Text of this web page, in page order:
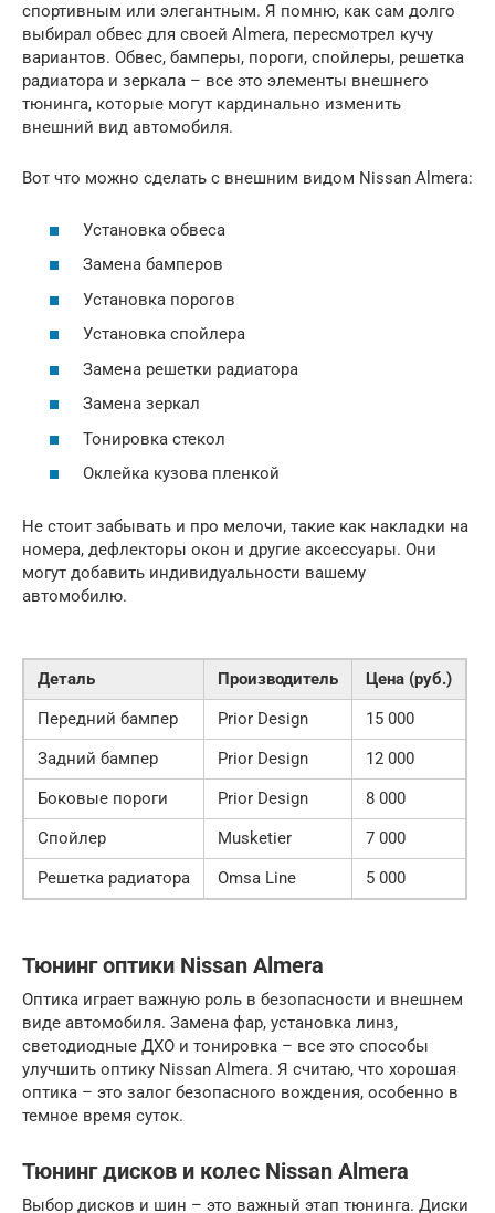
спортивным или элегантным. Я помню, как сам долго
выбирал обвес для своей Almera, пересмотрел кучу
вариантов. Обвес, бамперы, пороги, спойлеры, решетка
радиатора и зеркала – все это элементы внешнего
тюнинга, которые могут кардинально изменить
внешний вид автомобиля.
Вот что можно сделать с внешним видом Nissan Almera:
Установка обвеса
Замена бамперов
Установка порогов
Установка спойлера
Замена решетки радиатора
Замена зеркал
Тонировка стекол
Оклейка кузова пленкой
Не стоит забывать и про мелочи, такие как накладки на
номера, дефлекторы окон и другие аксессуары. Они
могут добавить индивидуальности вашему
автомобилю.
Деталь Производитель
Цена (руб.)
Передний бампер
Prior Design
15 000
Задний бампер
Prior Design
12 000
Боковые пороги
Prior Design
8 000
Спойлер
Musketier
7 000
Решетка радиатора
Omsa Line 5 000
Тюнинг оптики Nissan Almera
Оптика играет важную роль в безопасности и внешнем
виде автомобиля. Замена фар, установка линз,
светодиодные ДХО и тонировка – все это способы
улучшить оптику Nissan Almera. Я считаю, что хорошая
оптика – это залог безопасного вождения, особенно в
темное время суток.
Тюнинг дисков и колес Nissan Almera
Выбор дисков и шин – это важный этап тюнинга. Диски